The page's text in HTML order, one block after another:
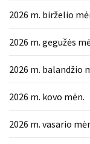
2026 m. birželio
2026 m. gegužės
2026 m. balandžio
2026 m. kovo mėn.
2026 m. vasario